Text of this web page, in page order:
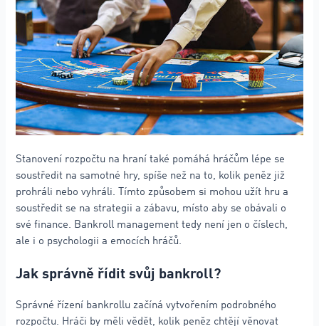
Stanovení rozpočtu na hraní také pomáhá hráčům lépe se
soustředit na samotné hry, spíše než na to, kolik peněz již
prohráli nebo vyhráli. Tímto způsobem si mohou užít hru a
soustředit se na strategii a zábavu, místo aby se obávali o
své finance. Bankroll management tedy není jen o číslech,
ale i o psychologii a emocích hráčů.
Jak správně řídit svůj bankroll?
Správné řízení bankrollu začíná vytvořením podrobného
rozpočtu. Hráči by měli vědět, kolik peněz chtějí věnovat